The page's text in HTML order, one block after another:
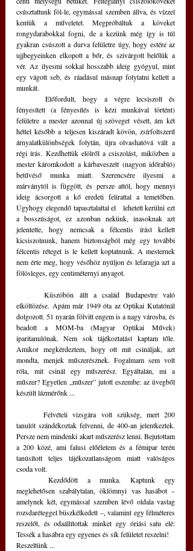
csúsztattunk föl-le, egymással szemben állva, és vízzel
kentük a műveletet. Megpróbáltuk a köveket
rongydarabokkal fogni, de a kezünk még így is túl
gyakran csúszott a durva felületre úgy, hogy estére az
ujjbegyeinken elkopott a bőr, és szivárgott belőlük a
vér. Az ilyesmi sokkal hosszabb ideig gyógyul, mint
egy vágott seb, és ráadásul másnap folytatni kellett a
munkát.
	Előfordult, hogy a végre lecsiszolt és
fényesített (a fényesítés is kézi munkával történt)
felületre a mester azonnal új szöveget vésett, ám két
héttel később a teljesen kiszáradt kövön, zsírfoltszerű
árnyalatkülönbségek folytán, újra olvashatóvá vált a
régi írás. Kezdhettük elölről a csiszolást, miközben a
mester káromkodott a kárbaveszett (nagyon időrabló)
betűvéső munka miatt. Szerencsére ilyesmi a
márványtól is függött, és persze attól, hogy mennyi
ideig ácsorgott a kő eredeti felirattal a temetőben.
Úgyhogy elegendő tapasztalattal el   lehetett kerülni ezt
a bosszúságot, ez azonban nekünk, inasoknak azt
jelentette, hogy nemcsak a félcentis írást kellett
kicsiszolnunk, hanem biztonságból még egy további
félcentis réteget is le kellett koptatnunk. A mesternek
nem érte meg, hogy vésőhöz nyúljon és lefaragja azt a
fölösleges, egy centiméternyi anyagot.
	Küszöbön állt a család Budapestre való
elköltözése. Apám már 1949 óta az Optikai Kutatónál
dolgozott. 51 nyarán fölvitt engem is a nagy városba, és
beadott a MOM-ba (Magyar Optikai Művek)
iparitanulónak. Nem sok tájékoztatást kaptam tőle.
Amikor megkérdeztem, hogy ott mit csináljak, azt
mondta, menjek műszerésznek. Fogalmam sem volt
róla, mit csinál egy műszerész. Egyáltalán, mi a
műszer? Egyetlen „műszer” jutott eszembe: az üvegből
készült lázmérőnk ...
	Felvételi vizsgára volt szükség, mert 200
tanulót szándékoztak felvenni, de 400-an jelentkeztek.
Persze nem mindenki akart műszerész lenni. Bejutottam
a 200 közé, ami falusi előéletem és a fémipar terén
tanúsított teljes tájékozatlanságom miatt valóságos
csoda volt.
meglehetősen szabálytalan, öklömnyi vas hasábot –
amelynek két, egymással szemben lévő oldala vastag
rozsdaréteggel büszkélkedett –, valamint egy félméteres
reszelőt, és odaállítottak minket egy óriási satu elé:
Tessék a hasábra egy egyenes és sík felületet reszelni!
Reszeltünk ...